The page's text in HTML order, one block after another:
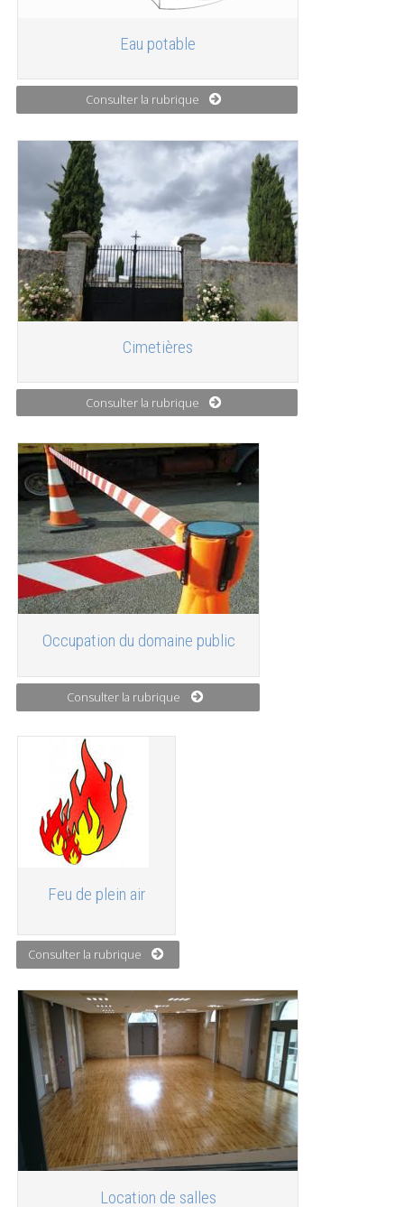
Eau potable
Consulter la rubrique
Cimetières
Consulter la rubrique
Occupation du domaine public
Consulter la rubrique
Feu de plein air
Consulter la rubrique
Location de salles